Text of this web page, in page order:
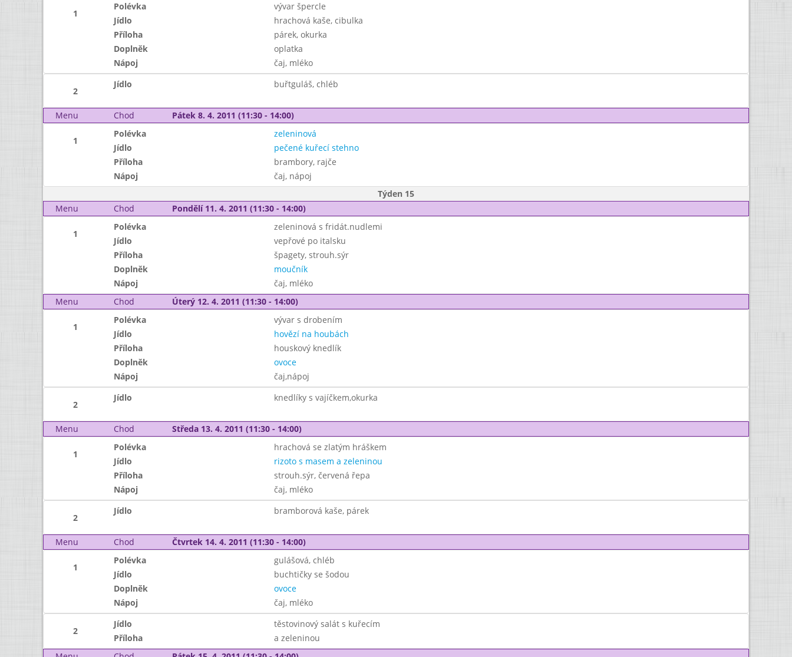
1
Polévka
vývar špercle
Jídlo
hrachová kaše, cibulka
Příloha
párek, okurka
Doplněk
oplatka
Nápoj
čaj, mléko
2
Jídlo buřtguláš, chléb
Menu Chod Pátek 8. 4. 2011 (11:30 - 14:00)
1
Polévka
zeleninová
Jídlo
pečené kuřecí stehno
Příloha
brambory, rajče
Nápoj
čaj, nápoj
Týden 15
Menu
Chod Pondělí 11. 4. 2011 (11:30 - 14:00)
1
Polévka
zeleninová s fridát.nudlemi
Jídlo
vepřové po italsku
Příloha
špagety, strouh.sýr
Doplněk
moučník
Nápoj
čaj, mléko
Menu
Chod Úterý 12. 4. 2011 (11:30 - 14:00)
1
Polévka
vývar s drobením
Jídlo
hovězí na houbách
Příloha
houskový knedlík
Doplněk
ovoce
Nápoj
čaj,nápoj
2
Jídlo knedlíky s vajíčkem,okurka
Menu Chod Středa 13. 4. 2011 (11:30 - 14:00)
1
Polévka
hrachová se zlatým hráškem
Jídlo
rizoto s masem a zeleninou
Příloha
strouh.sýr, červená řepa
Nápoj
čaj, mléko
2
Jídlo bramborová kaše, párek
Menu Chod Čtvrtek 14. 4. 2011 (11:30 - 14:00)
1
Polévka
gulášová, chléb
Jídlo
buchtičky se šodou
Doplněk
ovoce
Nápoj
čaj, mléko
2
Jídlo
těstovinový salát s kuřecím
Příloha
a zeleninou